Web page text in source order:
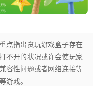
点指出贪玩游戏盒子存在
不开的状况或许会使玩家
容性问题或者网络连接等
游戏。